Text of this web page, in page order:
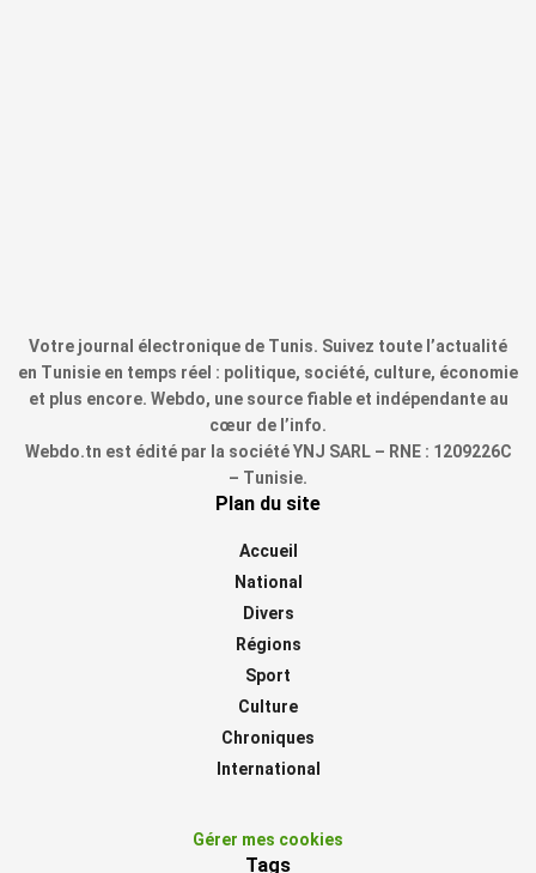
Votre journal électronique de Tunis. Suivez toute l’actualité
en Tunisie en temps réel : politique, société, culture, économie
et plus encore. Webdo, une source fiable et indépendante au
cœur de l’info.
Webdo.tn est édité par la société YNJ SARL – RNE : 1209226C
– Tunisie.
Plan du site
Accueil
National
Divers
Régions
Sport
Culture
Chroniques
International
Gérer mes cookies
Tags